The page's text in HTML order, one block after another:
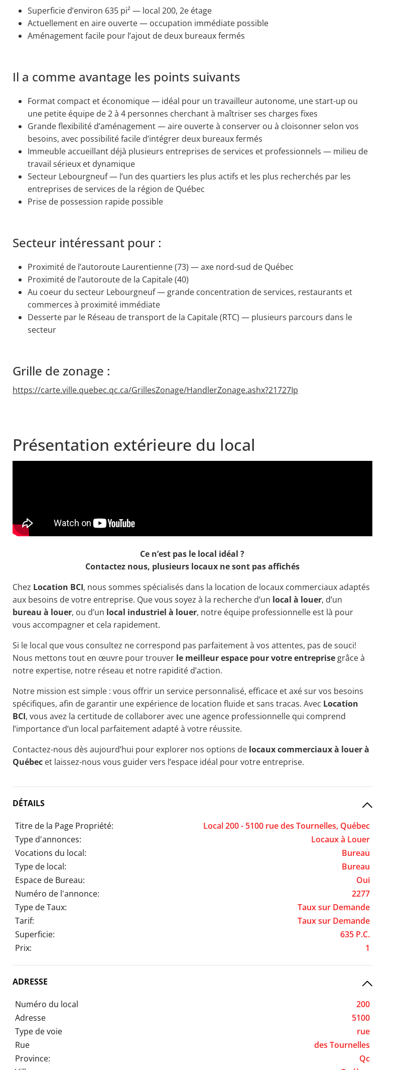
Superficie d’environ 635 pi² — local 200, 2e étage
Actuellement en aire ouverte — occupation immédiate possible
Aménagement facile pour l’ajout de deux bureaux fermés
Il a comme avantage les points suivants
Format compact et économique — idéal pour un travailleur autonome, une start-up ou
une petite équipe de 2 à 4 personnes cherchant à maîtriser ses charges fixes
Grande flexibilité d’aménagement — aire ouverte à conserver ou à cloisonner selon vos
besoins, avec possibilité facile d’intégrer deux bureaux fermés
Immeuble accueillant déjà plusieurs entreprises de services et professionnels — milieu de
travail sérieux et dynamique
Secteur Lebourgneuf — l’un des quartiers les plus actifs et les plus recherchés par les
entreprises de services de la région de Québec
Prise de possession rapide possible
Secteur intéressant pour :
Proximité de l’autoroute Laurentienne (73) — axe nord-sud de Québec
Proximité de l’autoroute de la Capitale (40)
Au coeur du secteur Lebourgneuf — grande concentration de services, restaurants et
commerces à proximité immédiate
Desserte par le Réseau de transport de la Capitale (RTC) — plusieurs parcours dans le
secteur
Grille de zonage :
https://carte.ville.quebec.qc.ca/GrillesZonage/HandlerZonage.ashx?21727Ip
Présentation extérieure du local
Ce n’est pas le local idéal ?
Contactez nous, plusieurs locaux ne sont pas affichés
Chez Location BCI, nous sommes spécialisés dans la location de locaux commerciaux adaptés
aux besoins de votre entreprise. Que vous soyez à la recherche d’un local à louer, d’un
bureau à louer, ou d’un local industriel à louer, notre équipe professionnelle est là pour
vous accompagner et cela rapidement.
Si le local que vous consultez ne correspond pas parfaitement à vos attentes, pas de souci!
Nous mettons tout en œuvre pour trouver le meilleur espace pour votre entreprise grâce à
notre expertise, notre réseau et notre rapidité d’action.
Notre mission est simple : vous offrir un service personnalisé, efficace et axé sur vos besoins
spécifiques, afin de garantir une expérience de location fluide et sans tracas. Avec Location
BCI, vous avez la certitude de collaborer avec une agence professionnelle qui comprend
l’importance d’un local parfaitement adapté à votre réussite.
Contactez-nous dès aujourd’hui pour explorer nos options de locaux commerciaux à louer à
Québec et laissez-nous vous guider vers l’espace idéal pour votre entreprise.
DÉTAILS
Titre de la Page Propriété:
Local 200 - 5100 rue des Tournelles, Québec
Type d'annonces:
Locaux à Louer
Vocations du local:
Bureau
Type de local:
Bureau
Espace de Bureau:
Oui
Numéro de l'annonce:
2277
Type de Taux:
Taux sur Demande
Tarif:
Taux sur Demande
Superficie:
635 P.C.
Prix:
1
ADRESSE
Numéro du local
200
Adresse
5100
Type de voie
rue
Rue
des Tournelles
Province:
Qc